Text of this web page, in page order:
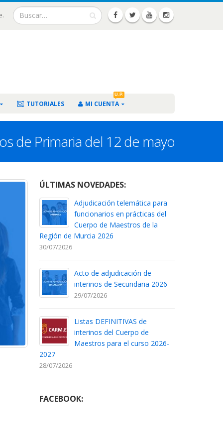
TUTORIALES MI CUENTA
U.P.
de Primaria del 12 de mayo
ÚLTIMAS NOVEDADES:
Adjudicación telemática para
funcionarios en prácticas del
Cuerpo de Maestros de la
Región de Murcia 2026
30/07/2026
Acto de adjudicación de
interinos de Secundaria 2026
29/07/2026
Listas DEFINITIVAS de
interinos del Cuerpo de
Maestros para el curso 2026-
2027
28/07/2026
FACEBOOK: